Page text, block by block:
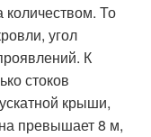
То
угол
К
стоков
крыши,
превышает 8 м,